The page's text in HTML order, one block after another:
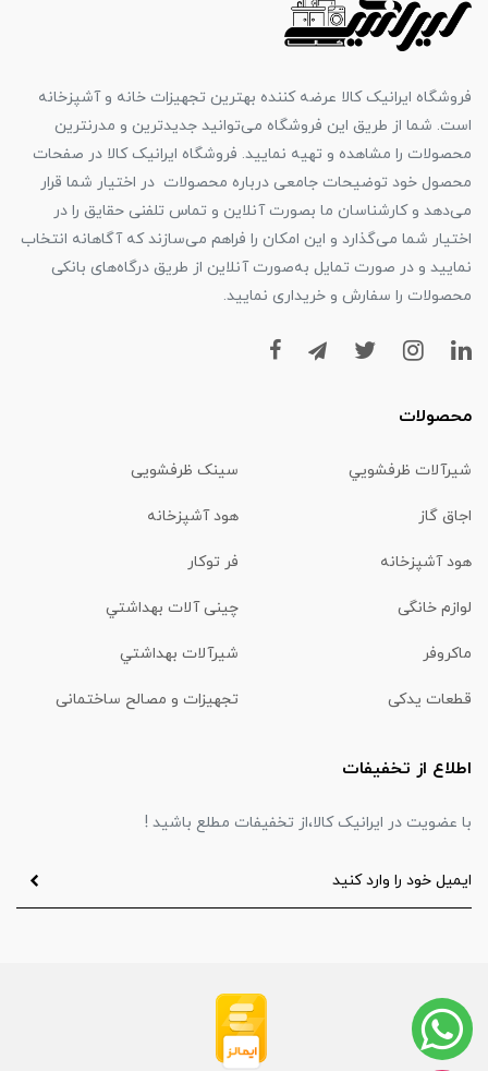
فروشگاه ایرانیک کالا عرضه کننده بهترین تجهیزات خانه و آشپزخانه
است. شما از طریق این فروشگاه می‌توانید جدیدترین و مدرنترین
محصولات را مشاهده و تهیه نمایید. فروشگاه ایرانیک کالا در صفحات
محصول خود توضیحات جامعی درباره محصولات در اختیار شما قرار
می‌دهد و کارشناسان ما بصورت آنلاین و تماس تلفنی حقایق را در
اختیار شما می‌گذارد و این امکان را فراهم می‌سازند که آگاهانه انتخاب
نمایید و در صورت تمایل به‌صورت آنلاین از طریق درگاه‌های بانکی
محصولات را سفارش و خریداری نمایید.
محصولات
شیرآلات ظرفشويي سینک ظرفشویی
اجاق گاز هود آشپزخانه
هود آشپزخانه فر توکار
لوازم خانگی چینی آلات بهداشتي
ماكروفر شیرآلات بهداشتي
قطعات یدکی تجهیزات و مصالح ساختمانی
اطلاع از تخفیفات
با عضویت در ایرانیک کالا،از تخفیفات مطلع باشید !